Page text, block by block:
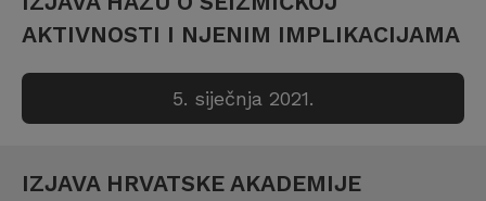
AKTIVNOSTI I NJENIM IMPLIKACIJAMA
5. siječnja 2021.
IZJAVA HRVATSKE AKADEMIJE